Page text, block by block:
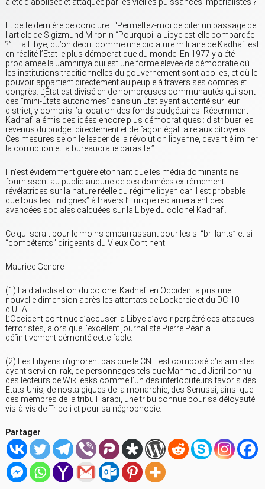
Et cette dernière de conclure : “Permettez-moi de citer un passage de
l’article de Sigizmund Mironin “Pourquoi la Libye est-elle bombardée
?” : La Libye, qu’on décrit comme une dictature militaire de Kadhafi est
en réalité l’Etat le plus démocratique du monde. En 1977 y a été
proclamée la Jamhiriya qui est une forme élevée de démocratie où
les institutions traditionnelles du gouvernement sont abolies, et où le
pouvoir appartient directement au peuple à travers ses comités et
congrès. L’État est divisé en de nombreuses communautés qui sont
des “mini-États autonomes” dans un État ayant autorité sur leur
district, y compris l’allocation des fonds budgétaires. Récemment
Kadhafi a émis des idées encore plus démocratiques : distribuer les
revenus du budget directement et de façon égalitaire aux citoyens…
Ces mesures selon le leader de la révolution libyenne, devant éliminer
la corruption et la bureaucratie parasite.”
Il n’est évidemment guère étonnant que les média dominants ne
fournissent au public aucune de ces données extrêmement
révélatrices sur la nature réelle du régime libyen car il est probable
que tous les “indignés” à travers l’Europe réclameraient des
avancées sociales calquées sur la Libye du colonel Kadhafi.
Ce qui serait pour le moins embarrassant pour les si “brillants” et si
“compétents” dirigeants du Vieux Continent.
Maurice Gendre
(1) La diabolisation du colonel Kadhafi en Occident a pris une
nouvelle dimension après les attentats de Lockerbie et du DC-10
d’UTA.
L’Occident continue d’accuser la Libye d’avoir perpétré ces attaques
terroristes, alors que l’excellent journaliste Pierre Péan a
définitivement démonté cette fable.
(2) Les Libyens n’ignorent pas que le CNT est composé d’islamistes
ayant servi en Irak, de personnages tels que Mahmoud Jibril connu
des lecteurs de Wikileaks comme l’un des interlocuteurs favoris des
Etats-Unis, de nostalgiques de la monarchie, des Senussi, ainsi que
des membres de la tribu Harabi, une tribu connue pour sa déloyauté
vis-à-vis de Tripoli et pour sa négrophobie.
Partager